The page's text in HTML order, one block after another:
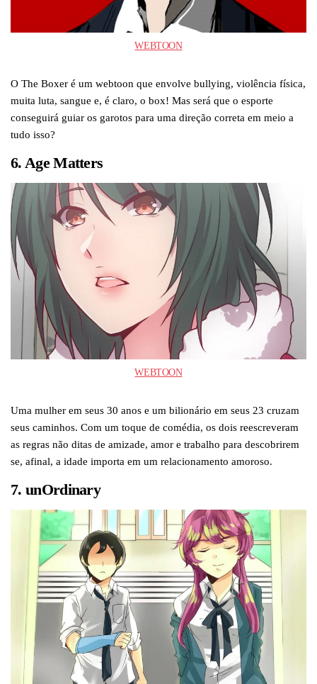
WEBTOON
O The Boxer é um webtoon que envolve bullying, violência física,
muita luta, sangue e, é claro, o box! Mas será que o esporte
conseguirá guiar os garotos para uma direção correta em meio a
tudo isso?
6. Age Matters
WEBTOON
Uma mulher em seus 30 anos e um bilionário em seus 23 cruzam
seus caminhos. Com um toque de comédia, os dois reescreveram
as regras não ditas de amizade, amor e trabalho para descobrirem
se, afinal, a idade importa em um relacionamento amoroso.
7. unOrdinary